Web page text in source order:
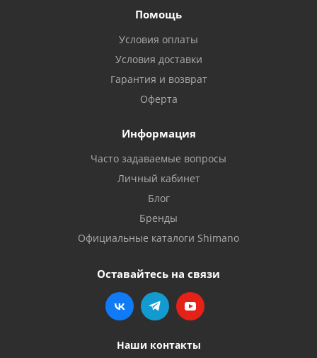
Помощь
Условия оплаты
Условия доставки
Гарантия и возврат
Оферта
Информация
Часто задаваемые вопросы
Личный кабинет
Блог
Бренды
Официальные каталоги Shimano
Оставайтесь на связи
Наши контакты